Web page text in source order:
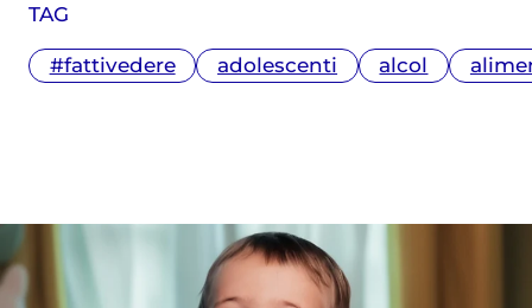
TAG
#fattivedere adolescenti alcol